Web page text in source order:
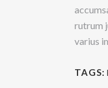
rutrum
varius
TAGS: